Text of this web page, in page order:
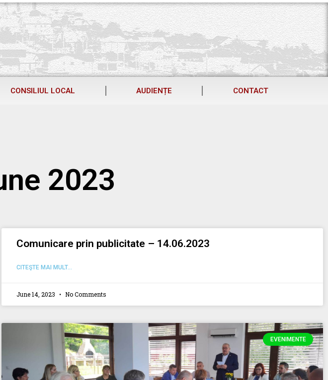
CONSILIUL LOCAL AUDIENȚE CONTACT
2023
Comunicare prin publicitate – 14.06.2023
CITEŞTE MAI MULT...
June 14, 2023 No Comments
EVENIMENTE